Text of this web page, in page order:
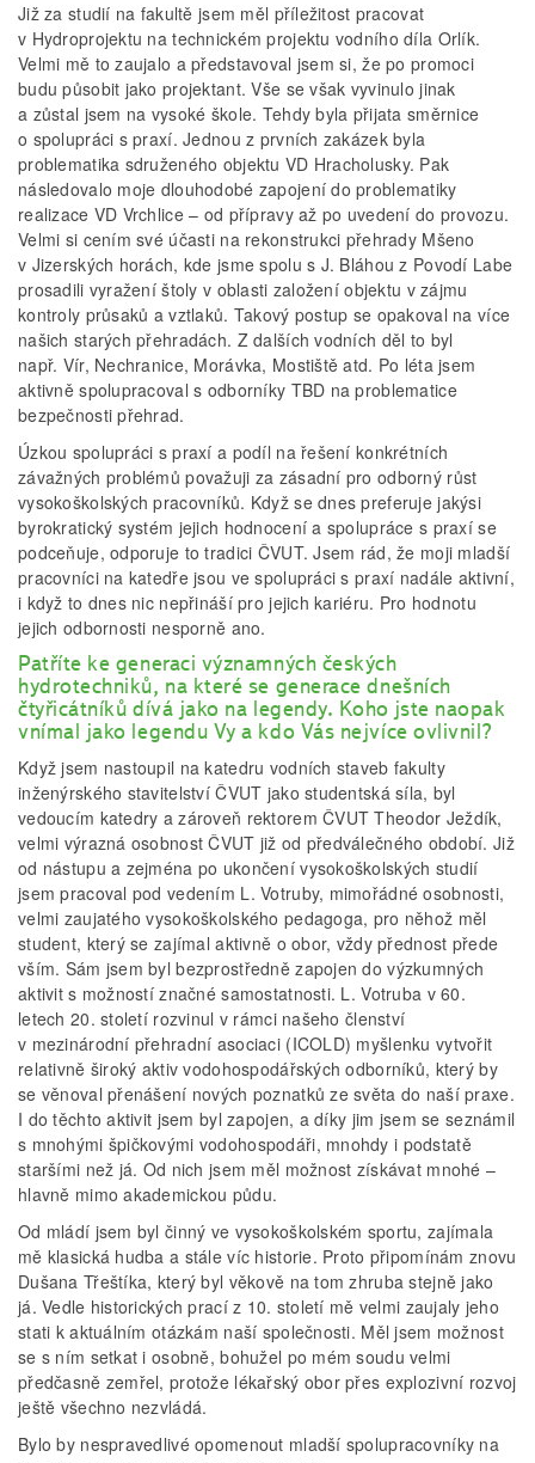
Již za studií na fakultě jsem měl příležitost pracovat
v Hydroprojektu na technickém projektu vodního díla Orlík.
Velmi mě to zaujalo a představoval jsem si, že po promoci
budu působit jako projektant. Vše se však vyvinulo jinak
a zůstal jsem na vysoké škole. Tehdy byla přijata směrnice
o spolupráci s praxí. Jednou z prvních zakázek byla
problematika sdruženého objektu VD Hracholusky. Pak
následovalo moje dlouhodobé zapojení do problematiky
realizace VD Vrchlice – od přípravy až po uvedení do provozu.
Velmi si cením své účasti na rekonstrukci přehrady Mšeno
v Jizerských horách, kde jsme spolu s J. Bláhou z Povodí Labe
prosadili vyražení štoly v oblasti založení objektu v zájmu
kontroly průsaků a vztlaků. Takový postup se opakoval na více
našich starých přehradách. Z dalších vodních děl to byl
např. Vír, Nechranice, Morávka, Mostiště atd. Po léta jsem
aktivně spolupracoval s odborníky TBD na problematice
bezpečnosti přehrad.
Úzkou spolupráci s praxí a podíl na řešení konkrétních
závažných problémů považuji za zásadní pro odborný růst
vysokoškolských pracovníků. Když se dnes preferuje jakýsi
byrokratický systém jejich hodnocení a spolupráce s praxí se
podceňuje, odporuje to tradici ČVUT. Jsem rád, že moji mladší
pracovníci na katedře jsou ve spolupráci s praxí nadále aktivní,
i když to dnes nic nepřináší pro jejich kariéru. Pro hodnotu
jejich odbornosti nesporně ano.
Patříte ke generaci významných českých
hydrotechniků, na které se generace dnešních
čtyřicátníků dívá jako na legendy. Koho jste naopak
vnímal jako legendu Vy a kdo Vás nejvíce ovlivnil?
Když jsem nastoupil na katedru vodních staveb fakulty
inženýrského stavitelství ČVUT jako studentská síla, byl
vedoucím katedry a zároveň rektorem ČVUT Theodor Ježdík,
velmi výrazná osobnost ČVUT již od předválečného období. Již
od nástupu a zejména po ukončení vysokoškolských studií
jsem pracoval pod vedením L. Votruby, mimořádné osobnosti,
velmi zaujatého vysokoškolského pedagoga, pro něhož měl
student, který se zajímal aktivně o obor, vždy přednost přede
vším. Sám jsem byl bezprostředně zapojen do výzkumných
aktivit s možností značné samostatnosti. L. Votruba v 60.
letech 20. století rozvinul v rámci našeho členství
v mezinárodní přehradní asociaci (ICOLD) myšlenku vytvořit
relativně široký aktiv vodohospodářských odborníků, který by
se věnoval přenášení nových poznatků ze světa do naší praxe.
I do těchto aktivit jsem byl zapojen, a díky jim jsem se seznámil
s mnohými špičkovými vodohospodáři, mnohdy i podstatě
staršími než já. Od nich jsem měl možnost získávat mnohé –
hlavně mimo akademickou půdu.
Od mládí jsem byl činný ve vysokoškolském sportu, zajímala
mě klasická hudba a stále víc historie. Proto připomínám znovu
Dušana Třeštíka, který byl věkově na tom zhruba stejně jako
já. Vedle historických prací z 10. století mě velmi zaujaly jeho
stati k aktuálním otázkám naší společnosti. Měl jsem možnost
se s ním setkat i osobně, bohužel po mém soudu velmi
předčasně zemřel, protože lékařský obor přes explozivní rozvoj
ještě všechno nezvládá.
Bylo by nespravedlivé opomenout mladší spolupracovníky na